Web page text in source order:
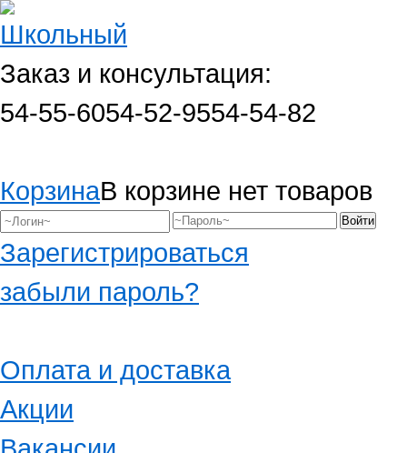
Заказ и консультация:
54-55-6054-52-9554-54-82
КорзинаВ корзине нет товаров
Зарегистрироваться
забыли пароль?
Оплата и доставка
Акции